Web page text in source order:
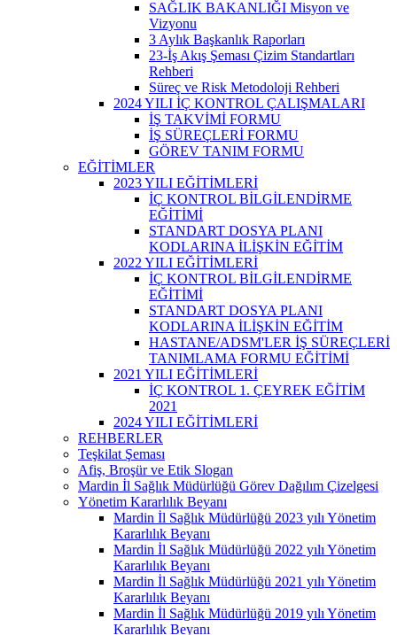
SAĞLIK BAKANLIĞI Misyon ve
Vizyonu
3 Aylık Başkanlık Raporları
23-İş Akış Şeması Çizim Standartları
Rehberi
Süreç ve Risk Metodoloji Rehberi
2024 YILI İÇ KONTROL ÇALIŞMALARI
İŞ TAKVİMİ FORMU
İŞ SÜREÇLERİ FORMU
GÖREV TANIM FORMU
EĞİTİMLER
2023 YILI EĞİTİMLERİ
İÇ KONTROL BİLGİLENDİRME
EĞİTİMİ
STANDART DOSYA PLANI
KODLARINA İLİŞKİN EĞİTİM
2022 YILI EĞİTİMLERİ
İÇ KONTROL BİLGİLENDİRME
EĞİTİMİ
STANDART DOSYA PLANI
KODLARINA İLİŞKİN EĞİTİM
HASTANE/ADSM'LER İŞ SÜREÇLERİ
TANIMLAMA FORMU EĞİTİMİ
2021 YILI EĞİTİMLERİ
İÇ KONTROL 1. ÇEYREK EĞİTİM
2021
2024 YILI EĞİTİMLERİ
REHBERLER
Teşkilat Şeması
Afiş, Broşür ve Etik Slogan
Mardin İl Sağlık Müdürlüğü Görev Dağılım Çizelgesi
Yönetim Kararlılık Beyanı
Mardin İl Sağlık Müdürlüğü 2023 yılı Yönetim
Kararlılık Beyanı
Mardin İl Sağlık Müdürlüğü 2022 yılı Yönetim
Kararlılık Beyanı
Mardin İl Sağlık Müdürlüğü 2021 yılı Yönetim
Kararlılık Beyanı
Mardin İl Sağlık Müdürlüğü 2019 yılı Yönetim
Kararlılık Beyanı